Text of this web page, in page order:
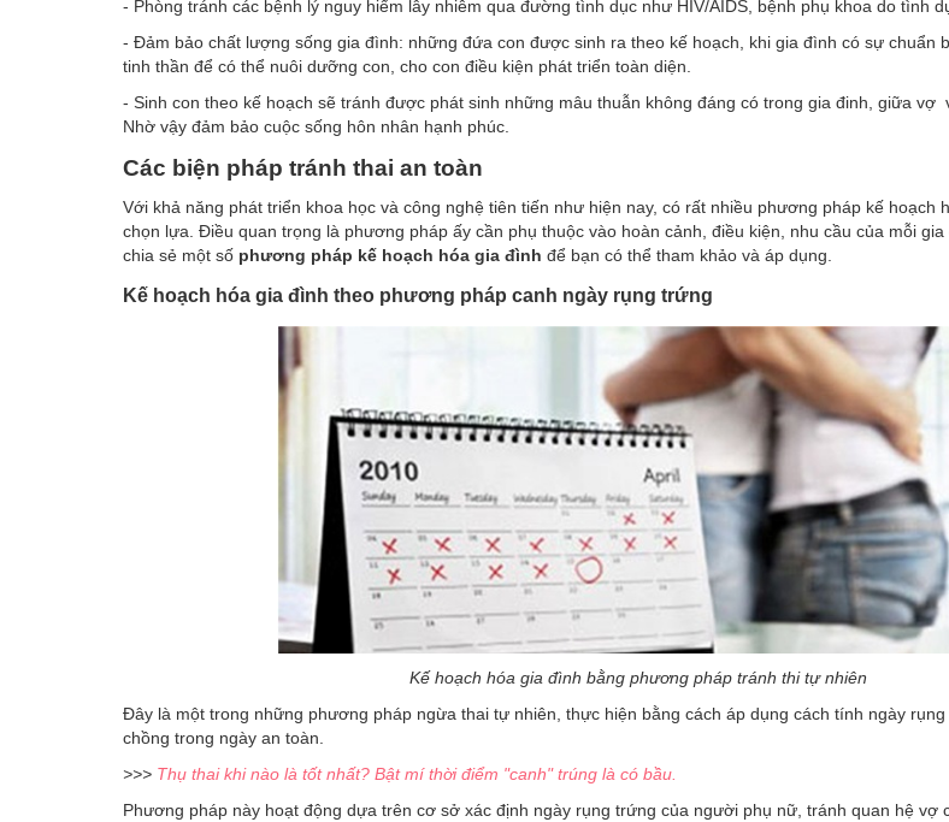
- Phòng tránh các bệnh lý nguy hiểm lây nhiễm qua đường tình dục như HIV/AIDS, bệnh phụ khoa do tình
- Đảm bảo chất lượng sống gia đình: những đứa con được sinh ra theo kế hoạch, khi gia đình có sự chuẩn
tinh thần để có thể nuôi dưỡng con, cho con điều kiện phát triển toàn diện.
- Sinh con theo kế hoạch sẽ tránh được phát sinh những mâu thuẫn không đáng có trong gia đinh, giữa vợ
Nhờ vậy đảm bảo cuộc sống hôn nhân hạnh phúc.
Các biện pháp tránh thai an toàn
Với khả năng phát triển khoa học và công nghệ tiên tiến như hiện nay, có rất nhiều phương pháp kế hoạch
chọn lựa. Điều quan trọng là phương pháp ấy cần phụ thuộc vào hoàn cảnh, điều kiện, nhu cầu của mỗi
chia sẻ một số phương pháp kế hoạch hóa gia đình để bạn có thể tham khảo và áp dụng.
Kế hoạch hóa gia đình theo phương pháp canh ngày rụng trứng
Kế hoạch hóa gia đình bằng phương pháp tránh thi tự nhiên
Đây là một trong những phương pháp ngừa thai tự nhiên, thực hiện bằng cách áp dụng cách tính ngày
chồng trong ngày an toàn.
>>> Thụ thai khi nào là tốt nhất? Bật mí thời điểm "canh" trúng là có bầu.
Phương pháp này hoạt động dựa trên cơ sở xác định ngày rụng trứng của người phụ nữ, tránh quan hệ vợ